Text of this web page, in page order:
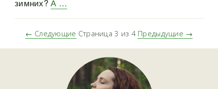
зимних?А …
← Следующие Страница 3 из 4 Предыдущие →